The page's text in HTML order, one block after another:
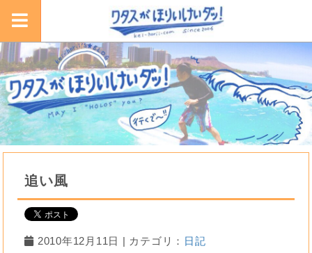
追い風
2010年12月11日 | カテゴリ： 日記